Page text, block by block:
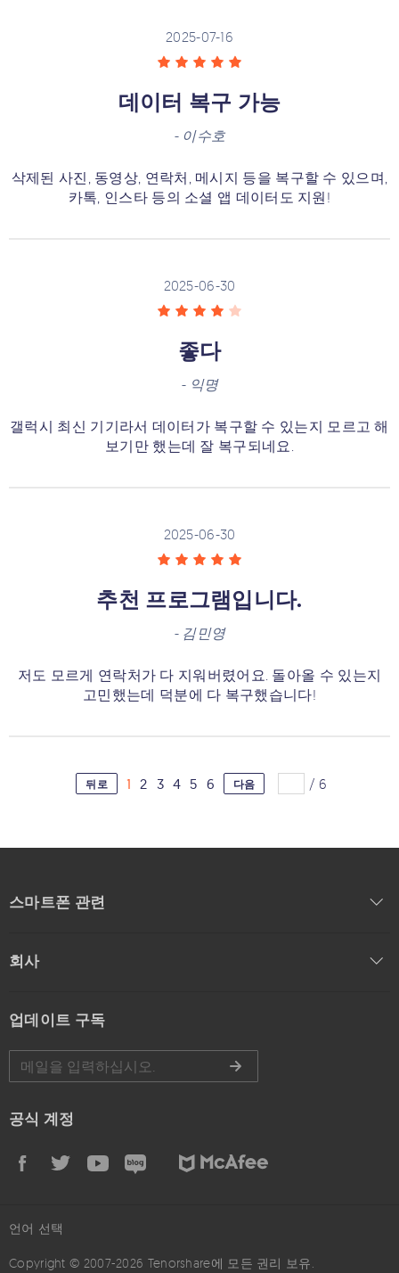
2025-07-16
데이터 복구 가능
- 이수호
삭제된 사진, 동영상, 연락처, 메시지 등을 복구할 수 있으며,
카톡, 인스타 등의 소셜 앱 데이터도 지원!
2025-06-30
좋다
- 익명
갤럭시 최신 기기라서 데이터가 복구할 수 있는지 모르고 해
보기만 했는데 잘 복구되네요.
2025-06-30
추천 프로그램입니다.
- 김민영
저도 모르게 연락처가 다 지워버렸어요. 돌아올 수 있는지
고민했는데 덕분에 다 복구했습니다!
뒤로 1 2 3 4 5 6 다음 /6
스마트폰 관련
회사
업데이트 구독
공식 계정
언어 선택
Copyright © 2007-2026 Tenorshare에 모든 권리 보유.